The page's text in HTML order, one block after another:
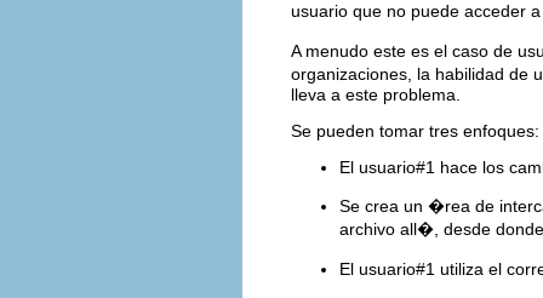
usuario que no puede acceder
A menudo este es el caso de
organizaciones, la habilidad de
lleva a este problema.
Se pueden tomar tres enfoques:
El usuario#1 hace los
Se crea un �rea de
archivo all�, desde
El usuario#1 utiliza el